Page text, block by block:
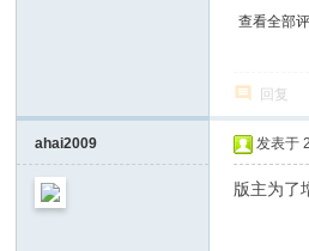
查看全部
回复
ahai2009 发表于
版主为了